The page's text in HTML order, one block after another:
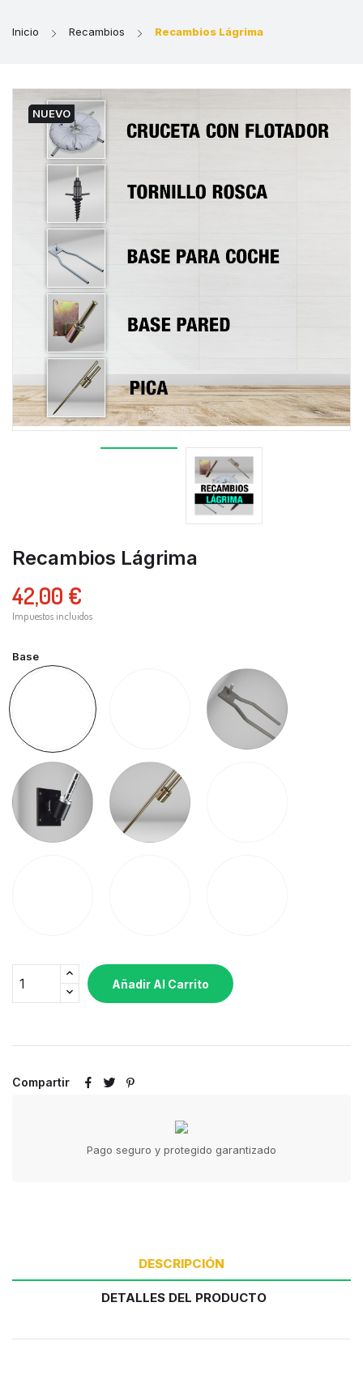
Inicio Recambios Recambios Lágrima
NUEVO
Recambios Lágrima
42,00 €
Impuestos incluidos
Base
Añadir Al Carrito
Compartir
Pago seguro y protegido garantizado
DESCRIPCIÓN
DETALLES DEL PRODUCTO